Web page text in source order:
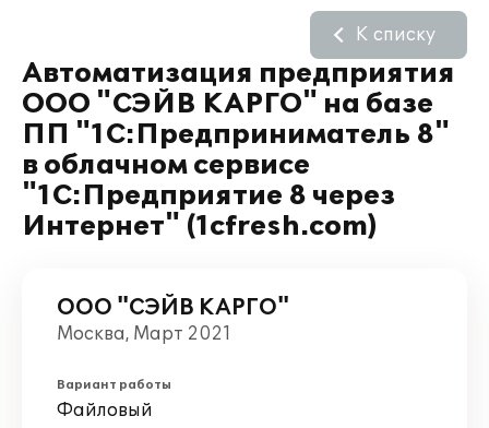
Автоматизация предприятия
ООО "СЭЙВ КАРГО" на базе
ПП "1С:Предприниматель 8"
в облачном сервисе
"1С:Предприятие 8 через
Интернет" (1cfresh.com)
К списку
ООО "СЭЙВ КАРГО"
Москва, Март 2021
Вариант работы
Файловый